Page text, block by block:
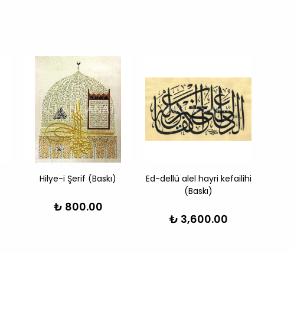
Hilye-i Şerif (Baskı)
₺ 800.00
Ed-dellü alel hayri kefailihi
(Baskı)
₺ 3,600.00